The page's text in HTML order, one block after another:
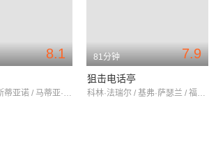
8.1
朱塞佩·克里斯蒂亚诺 / 马蒂亚·迪皮耶罗 / 迭戈·阿巴坦托诺
7.9
81分钟
狙击电话亭
科林·法瑞尔 / 基弗·萨瑟兰 / 福里斯特·惠特克